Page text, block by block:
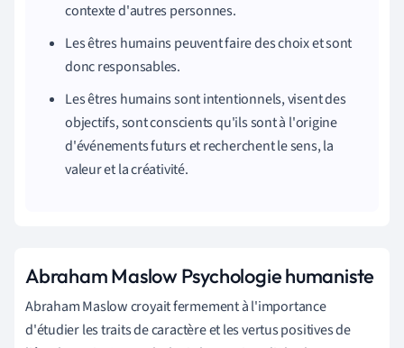
contexte d'autres personnes.
Les êtres humains peuvent faire des choix et sont
donc responsables.
Les êtres humains sont intentionnels, visent des
objectifs, sont conscients qu'ils sont à l'origine
d'événements futurs et recherchent le sens, la
valeur et la créativité.
Abraham Maslow Psychologie humaniste
Abraham Maslow croyait fermement à l'importance
d'étudier les traits de caractère et les vertus positives de